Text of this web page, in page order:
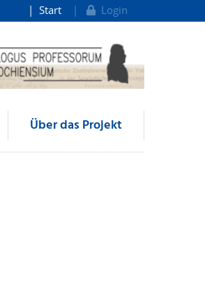
Start Login
Über das Projekt